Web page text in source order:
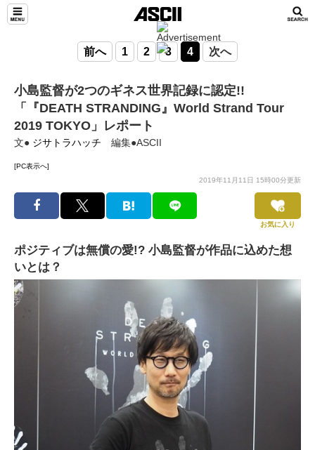
前へ 1 2 3 4 次へ
小島監督が2つのギネス世界記録に認定!!
「『DEATH STRANDING』World Strand Tour
2019 TOKYO」レポート
文● ジサトラハッチ 編集●ASCII
[PC表示へ]
2019年11月11日 15時00分更新
お気に入り
ポジティブは無償の愛!? 小島監督が作品に込めた想
いとは？